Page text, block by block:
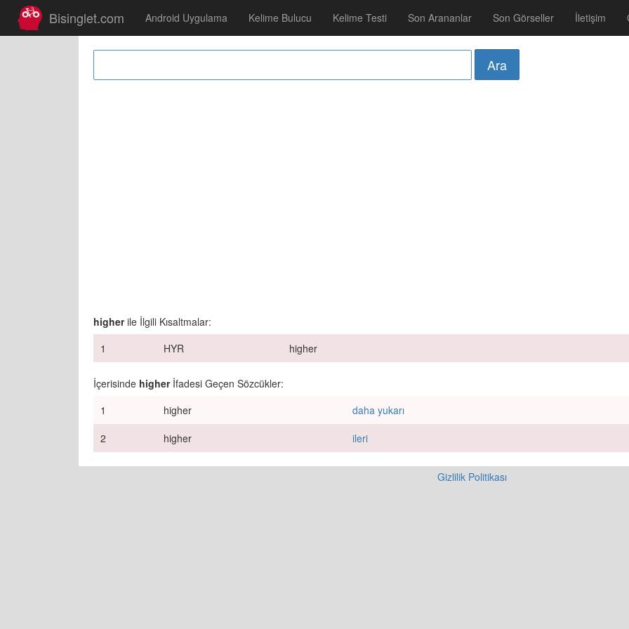
Bisinglet.com Android Uygulama Kelime Bulucu Kelime Testi Son Arananlar Son Görseller İletişim
higher ile İlgili Kısaltmalar:
1
HYR higher
İçerisinde higher İfadesi Geçen Sözcükler:
1
higher
daha yukarı
2
higher ileri
Gizlilik Politikası